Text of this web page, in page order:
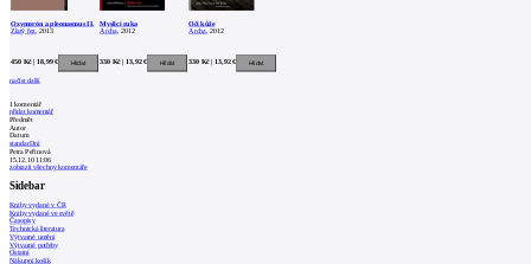
Oxymorón a pleonasmus II.
Zlatý řez, 2013
450 Kč | 18,99 €
Myslící ruka
Archa, 2012
330 Kč | 13,92 €
Oči kůže
Archa, 2012
330 Kč | 13,92 €
načíst další
1 komentář
přidat komentář
Předmět
Autor
Datum
standarDní
Petra Peřinová
15.12.10 11:06
zobrazit všechny komentáře
Sidebar
Knihy vydané v ČR
Knihy vydané ve světě
Časopisy
Technická literatura
Výtvarné umění
Výtvarné potřeby
Ostatní
Nákupní košík